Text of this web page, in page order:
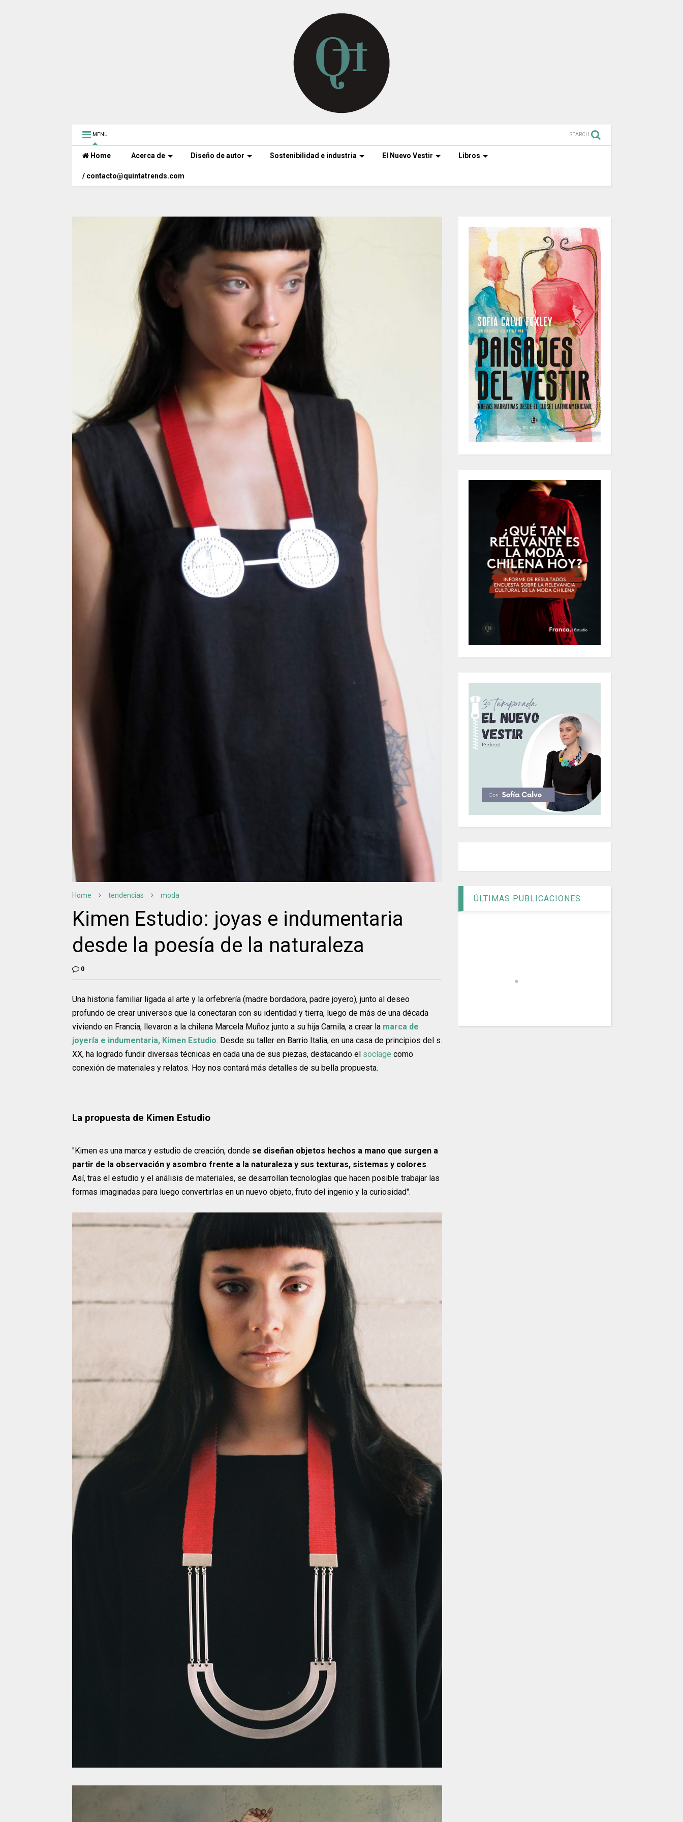
MENU SEARCH
Home Acerca de Diseño de autor Sostenibilidad e industria El Nuevo Vestir Libros
/ contacto@quintatrends.com
Home tendencias moda
Kimen Estudio: joyas e indumentaria
desde la poesía de la naturaleza
0
Una historia familiar ligada al arte y la orfebrería (madre bordadora, padre joyero), junto al deseo
profundo de crear universos que la conectaran con su identidad y tierra, luego de más de una década
viviendo en Francia, llevaron a la chilena Marcela Muñoz junto a su hija Camila, a crear la marca de
joyería e indumentaria, Kimen Estudio. Desde su taller en Barrio Italia, en una casa de principios del s.
XX, ha logrado fundir diversas técnicas en cada una de sus piezas, destacando el soclage como
conexión de materiales y relatos. Hoy nos contará más detalles de su bella propuesta.
La propuesta de Kimen Estudio
"Kimen es una marca y estudio de creación, donde se diseñan objetos hechos a mano que surgen a
partir de la observación y asombro frente a la naturaleza y sus texturas, sistemas y colores.
Así, tras el estudio y el análisis de materiales, se desarrollan tecnologías que hacen posible trabajar las
formas imaginadas para luego convertirlas en un nuevo objeto, fruto del ingenio y la curiosidad".
ÚLTIMAS PUBLICACIONES